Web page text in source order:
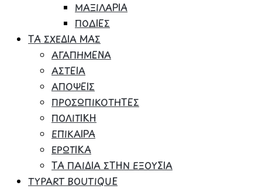
ΜΑΞΙΛΑΡΙΑ
ΠΟΔΙΕΣ
ΤΑ ΣΧΕΔΙΑ ΜΑΣ
ΑΓΑΠΗΜΕΝΑ
ΑΣΤΕΙΑ
ΑΠΟΨΕΙΣ
ΠΡΟΣΩΠΙΚΟΤΗΤΕΣ
ΠΟΛΙΤΙΚΗ
ΕΠΙΚΑΙΡΑ
ΕΡΩΤΙΚΑ
ΤΑ ΠΑΙΔΙΑ ΣΤΗΝ ΕΞΟΥΣΙΑ
TYPART BOUTIQUE